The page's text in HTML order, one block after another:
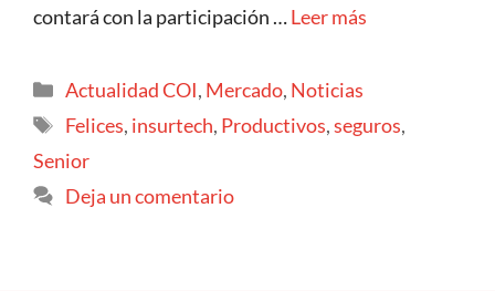
contará con la participación …Leer más
Actualidad COI, Mercado, Noticias
Felices, insurtech, Productivos,seguros,
Senior
Deja un comentario